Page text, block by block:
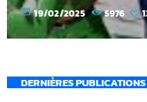
today 19/02/2025 5976
DERNIÈRES PUBLICATIONS